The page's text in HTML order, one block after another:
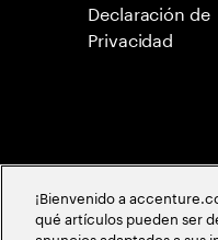
Declaración de
Privacidad
¡Bienvenido a
qué artículos pueden ser